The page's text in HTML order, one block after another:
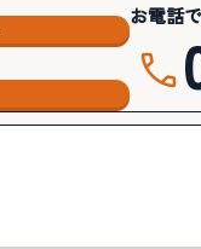
お電話